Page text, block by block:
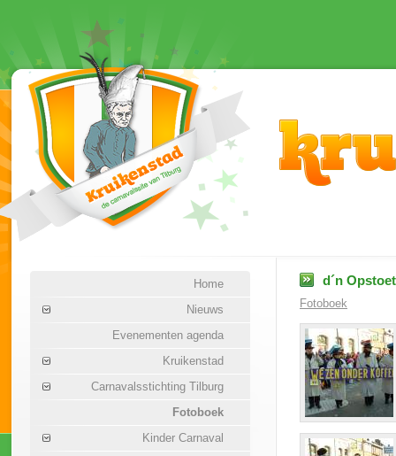
Home
Nieuws
Evenementen agenda
Kruikenstad
Carnavalsstichting Tilburg
Fotoboek
Kinder Carnaval
d´n
Fotoboek